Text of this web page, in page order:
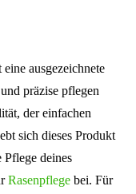
ausgezeichnete
präzise pflegen
der einfachen
sich dieses Produkt
deines
Rasenpflege bei. Für